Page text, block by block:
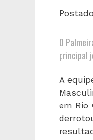
O
principal
A
em Rio